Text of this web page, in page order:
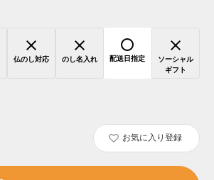
仏のし対応 のし名入れ 配送日指定
ソーシャル
ギフト
お気に入り登録